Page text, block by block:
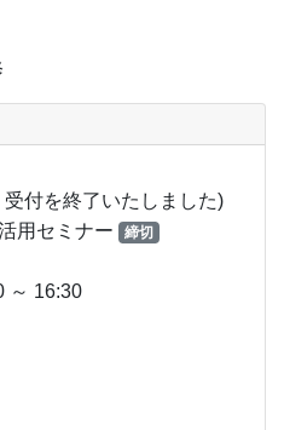
付を終了いたしました)
用セミナー
締切
～ 16:30